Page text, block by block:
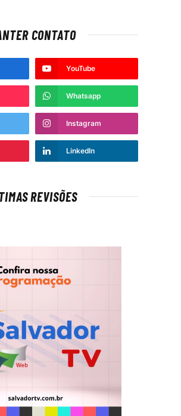
CONTATO
YouTube
Whatsapp
Instagram
LinkedIn
REVISÕES